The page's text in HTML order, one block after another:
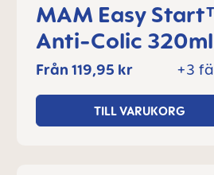
MAM Easy
Anti-Colic 320ml
nappflaska 4+
månader, 1 del
+3
Från 119,95 kr
TILL VARUKORG